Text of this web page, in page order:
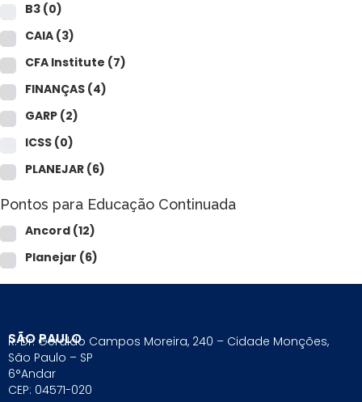
B3 (0)
CAIA (3)
CFA Institute (7)
FINANÇAS (4)
GARP (2)
ICSS (0)
PLANEJAR (6)
Pontos para Educação Continuada
Ancord (12)
Planejar (6)
SÃO PAULO
R. Dr. Geraldo Campos Moreira, 240 – Cidade Monções,
São Paulo – SP
6°Andar
CEP: 04571-020